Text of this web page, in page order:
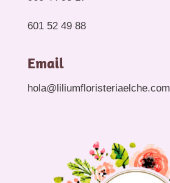
601 52 49 88
Email
hola@liliumfloristeriaelche.com